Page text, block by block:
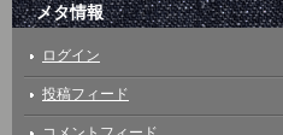
メタ情報
ログイン
投稿フィード